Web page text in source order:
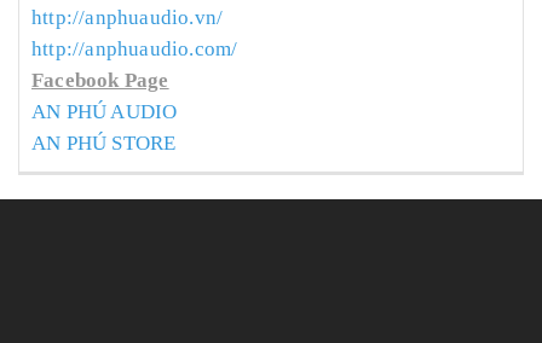
http://anphuaudio.vn/
http://anphuaudio.com/
Facebook Page
AN PHÚ AUDIO
AN PHÚ STORE